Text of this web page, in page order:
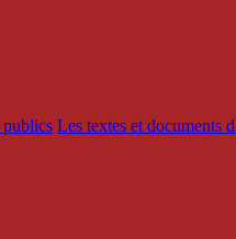
publics Les textes et documents